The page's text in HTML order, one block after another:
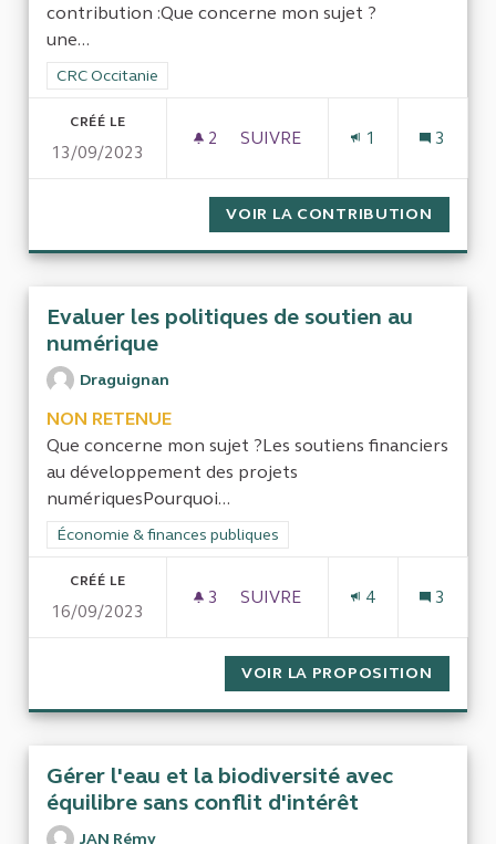
contribution :Que concerne mon sujet ?
une...
Filtrer les résultats de la catégorie : CRC Occitanie
CRC Occitanie
CRÉÉ LE
13/09/2023
2 2 ABONNÉS
SUIVRE
1 3
VOIR LA CONTRIBUTION
Evaluer les politiques de soutien au
numérique
Draguignan
NON RETENUE
Que concerne mon sujet ?Les soutiens financiers
au développement des projets
numériquesPourquoi...
Filtrer les résultats de la catégorie : Économie & finances
Économie & finances publiques
CRÉÉ LE
16/09/2023
3 3 ABONNÉS
SUIVRE
4 3
VOIR LA PROPOSITION
Gérer l'eau et la biodiversité avec
équilibre sans conflit d'intérêt
JAN Rémy